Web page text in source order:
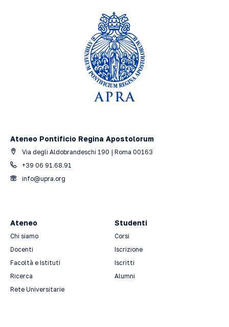
Ateneo Pontificio Regina Apostolorum
Via degli Aldobrandeschi 190 | Roma 00163
+39 06 91.68.91
info@upra.org
Ateneo
Chi siamo
Docenti
Facoltà e Istituti
Ricerca
Rete Universitarie
Studenti
Corsi
Iscrizione
Iscritti
Alumni